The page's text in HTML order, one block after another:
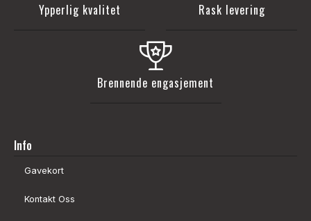
Ypperlig kvalitet Rask levering
Brennende engasjement
Info
Gavekort
Kontakt Oss